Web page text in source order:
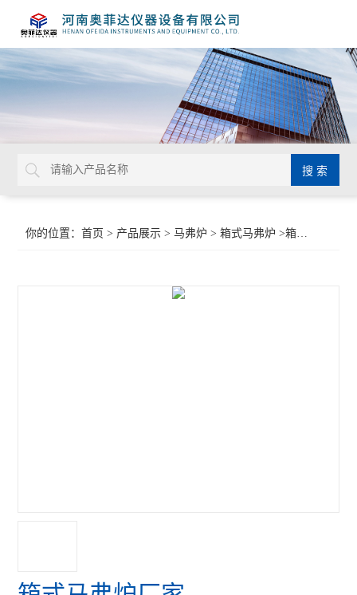
你的位置：首页 > 产品展示 >马弗炉 >箱式马弗炉 >箱式马弗炉厂家